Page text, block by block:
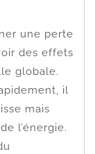
une perte
des effets
globale.
il
mais
l’énergie.